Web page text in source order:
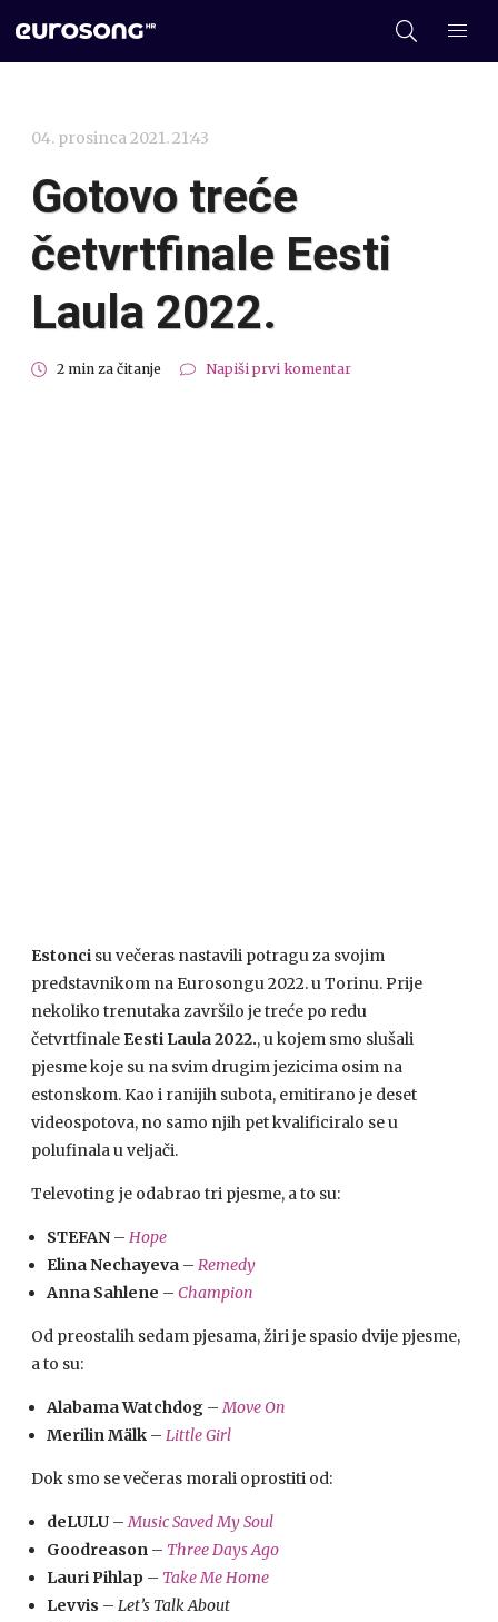
04. prosinca 2021. 21:43
Gotovo treće
četvrtfinale Eesti
Laula 2022.
2 min za čitanje Napiši prvi komentar
Estonci su večeras nastavili potragu za svojim
predstavnikom na Eurosongu 2022. u Torinu. Prije
nekoliko trenutaka završilo je treće po redu
četvrtfinale Eesti Laula 2022., u kojem smo slušali
pjesme koje su na svim drugim jezicima osim na
estonskom. Kao i ranijih subota, emitirano je deset
videospotova, no samo njih pet kvalificiralo se u
polufinala u veljači.
Televoting je odabrao tri pjesme, a to su:
STEFAN – Hope
Elina Nechayeva – Remedy
Anna Sahlene – Champion
Od preostalih sedam pjesama, žiri je spasio dvije pjesme,
a to su:
Alabama Watchdog –Move On
Merilin Mälk – Little Girl
Dok smo se večeras morali oprostiti od:
deLULU –Music Saved My Soul
Goodreason – Three Days Ago
Lauri Pihlap – Take Me Home
Levvis – Let’s Talk About